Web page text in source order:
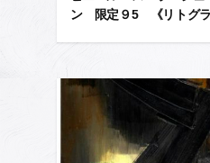
ン 限定９5 《リトグラ